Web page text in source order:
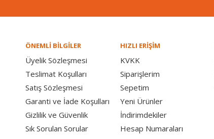
ÖNEMLİ BİLGİLER
Üyelik Sözleşmesi
Teslimat Koşulları
Satış Sözleşmesi
Garanti ve İade Koşulları
Gizlilik ve Güvenlik
Sık Sorulan Sorular
HIZLI ERİŞİM
KVKK
Siparişlerim
Sepetim
Yeni Ürünler
İndirimdekiler
Hesap Numaraları